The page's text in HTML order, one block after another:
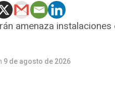
amenaza
9 de agosto de 2026